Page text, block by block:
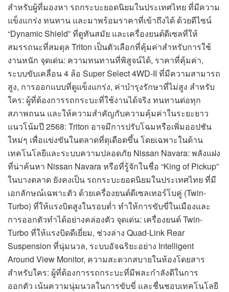
สำหรับผู้ที่มองหา รถกระบะยอดนิยมในประเทศไทย ที่มีความ
แข็งแกร่ง ทนทาน และมาพร้อมราคาที่เข้าถึงได้ ด้วยดีไซน์
“Dynamic Shield” ที่ดูทันสมัย และเครื่องยนต์ดีเซลที่ให้
สมรรถนะที่สมดุล Triton เป็นตัวเลือกที่คุ้มค่าสำหรับการใช้
งานหนัก จุดเด่น: ความทนทานที่พิสูจน์ได้, ราคาที่คุ้มค่า,
ระบบขับเคลื่อน 4 ล้อ Super Select 4WD-II ที่มีความสามารถ
สูง, การออกแบบที่ดูแข็งแกร่ง, ค่าบำรุงรักษาที่ไม่สูง สำหรับ
ใคร: ผู้ที่ต้องการรถกระบะที่ใช้งานได้จริง ทนทานต่อทุก
สภาพถนน และให้ความสำคัญกับความคุ้มค่าในระยะยาว
แนวโน้มปี 2568: Triton อาจมีการปรับโฉมหรือเพิ่มออปชัน
ใหม่ๆ เพื่อแข่งขันในตลาดที่ดุเดือดขึ้น โดยเฉพาะในด้าน
เทคโนโลยีและระบบความปลอดภัย Nissan Navara: พลังแฝง
ที่น่าค้นหา Nissan Navara หรือที่รู้จักในชื่อ “King of Pickup”
ในบางตลาด ยังคงเป็น รถกระบะยอดนิยมในประเทศไทย ที่มี
เอกลักษณ์เฉพาะตัว ด้วยเครื่องยนต์ดีเซลเทอร์โบคู่ (Twin-
Turbo) ที่ให้แรงบิดสูงในรอบต่ำ ทำให้การขับขี่ในเมืองและ
การออกตัวทำได้อย่างคล่องตัว จุดเด่น: เครื่องยนต์ Twin-
Turbo ที่ให้แรงบิดดีเยี่ยม, ช่วงล่าง Quad-Link Rear
Suspension ที่นุ่มนวล, ระบบอัจฉริยะอย่าง Intelligent
Around View Monitor, ความสะดวกสบายในห้องโดยสาร
สำหรับใคร: ผู้ที่ต้องการรถกระบะที่มีพละกำลังดีในการ
ออกตัว เน้นความนุ่มนวลในการขับขี่ และชื่นชอบเทคโนโลยี